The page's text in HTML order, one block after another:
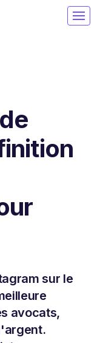
sur le
avocats,